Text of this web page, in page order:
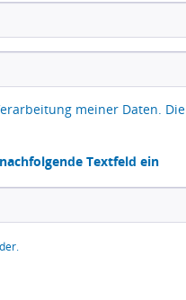
meiner Daten. Die
Textfeld ein